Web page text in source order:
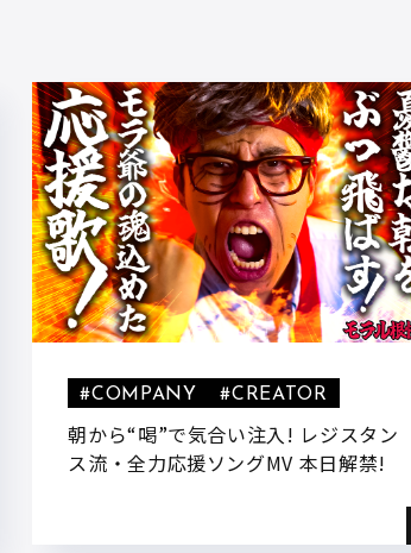
朝から“喝”で気合い注入! レジスタン
ス流・全力応援ソングMV 本日解禁!
#COMPANY #CREATOR